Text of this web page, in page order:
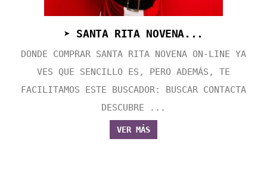
➤ SANTA RITA NOVENA...
DONDE COMPRAR SANTA RITA NOVENA ON-LINE YA
VES QUE SENCILLO ES, PERO ADEMÁS, TE
FACILITAMOS ESTE BUSCADOR: BUSCAR CONTACTA
DESCUBRE ...
VER MÁS